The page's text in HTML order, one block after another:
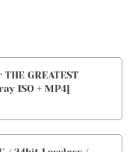
GREATEST
ISO + MP4]